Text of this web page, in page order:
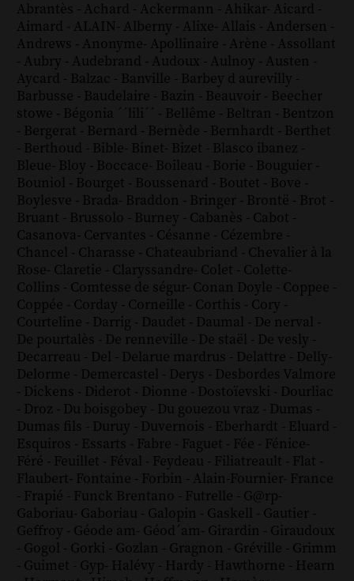
Abrantès - Achard - Ackermann - Ahikar- Aicard -
Aimard - ALAIN- Alberny - Alixe- Allais - Andersen -
Andrews - Anonyme- Apollinaire - Arène - Assollant
- Aubry - Audebrand - Audoux - Aulnoy - Austen -
Aycard - Balzac - Banville - Barbey d aurevilly -
Barbusse - Baudelaire - Bazin - Beauvoir - Beecher
stowe - Bégonia ´´lili´´ - Bellême - Beltran - Bentzon
- Bergerat - Bernard - Bernède - Bernhardt - Berthet
- Berthoud - Bible- Binet- Bizet - Blasco ibanez -
Bleue- Bloy - Boccace- Boileau - Borie - Bouguier -
Bouniol - Bourget - Boussenard - Boutet - Bove -
Boylesve - Brada- Braddon - Bringer - Brontë - Brot -
Bruant - Brussolo - Burney - Cabanès - Cabot -
Casanova- Cervantes - Césanne - Cézembre -
Chancel - Charasse - Chateaubriand - Chevalier à la
Rose- Claretie - Claryssandre- Colet - Colette-
Collins - Comtesse de ségur- Conan Doyle - Coppee -
Coppée - Corday - Corneille - Corthis - Cory -
Courteline - Darrig - Daudet - Daumal - De nerval -
De pourtalès - De renneville - De staël - De vesly -
Decarreau - Del - Delarue mardrus - Delattre - Delly-
Delorme - Demercastel - Derys - Desbordes Valmore
- Dickens - Diderot - Dionne - Dostoïevski - Dourliac
- Droz - Du boisgobey - Du gouezou vraz - Dumas -
Dumas fils - Duruy - Duvernois - Eberhardt - Eluard -
Esquiros - Essarts - Fabre - Faguet - Fée - Fénice-
Féré - Feuillet - Féval - Feydeau - Filiatreault - Flat -
Flaubert- Fontaine - Forbin - Alain-Fournier- France
- Frapié - Funck Brentano - Futrelle - G@rp-
Gaboriau- Gaboriau - Galopin - Gaskell - Gautier -
Geffroy - Géode am- Géod´am- Girardin - Giraudoux
- Gogol - Gorki - Gozlan - Gragnon - Gréville - Grimm
- Guimet - Gyp- Halévy - Hardy - Hawthorne - Hearn